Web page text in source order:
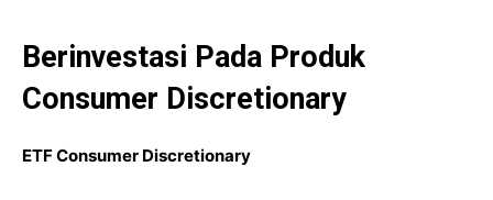
Berinvestasi Pada Produk
Consumer Discretionary
ETF Consumer Discretionary